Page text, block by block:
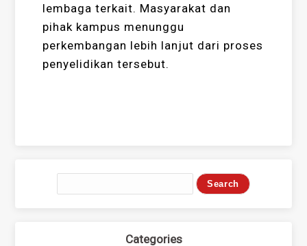
lembaga terkait. Masyarakat dan
pihak kampus menunggu
perkembangan lebih lanjut dari proses
penyelidikan tersebut.
Categories